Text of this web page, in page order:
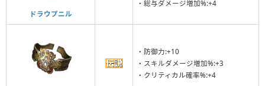
ドラウプニル
・総与ダメージ増加%:+4
・防御力:+10
・スキルダメージ増加%:+3
・クリティカル確率%:+4